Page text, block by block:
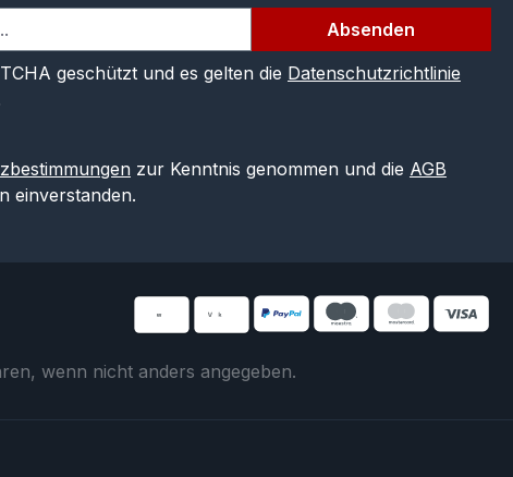
Absenden
geschützt und es gelten die Datenschutzrichtlinie
zur Kenntnis genommen und die AGB
einverstanden.
wenn nicht anders angegeben.